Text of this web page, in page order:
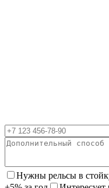
Нужны рельсы в